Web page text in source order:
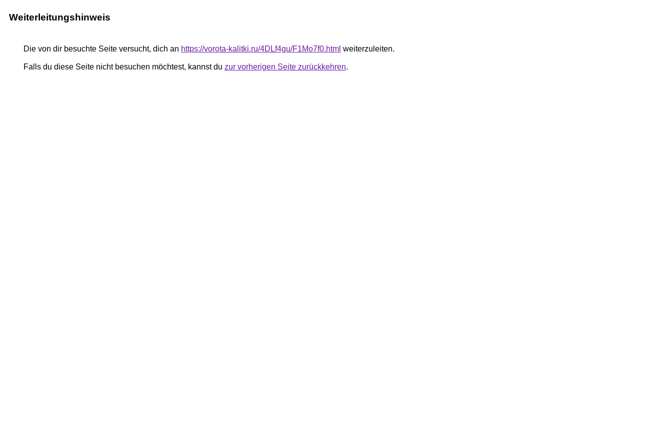
Weiterleitungshinweis
Die von dir besuchte Seite versucht, dich an https://vorota-kalitki.ru/4DLf4gu/F1Mo7f0.html weiterzuleiten.
Falls du diese Seite nicht besuchen möchtest, kannst du zur vorherigen Seite zurückkehren.